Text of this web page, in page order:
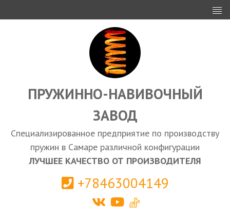
ИНВЕСТОРАМ
ПРОЕКТИРОВАНИЕ
ЭКСПОРТ
ЗАКУПКИ
КАЛЬКУЛЯТОР ПРУЖИН
Самара
ПРУЖИННО-НАВИВОЧНЫЙ
ЗАВОД
Специализированное предприятие по производству
пружин в Самаре различной конфигурации
ЛУЧШЕЕ КАЧЕСТВО ОТ ПРОИЗВОДИТЕЛЯ
+78463004149